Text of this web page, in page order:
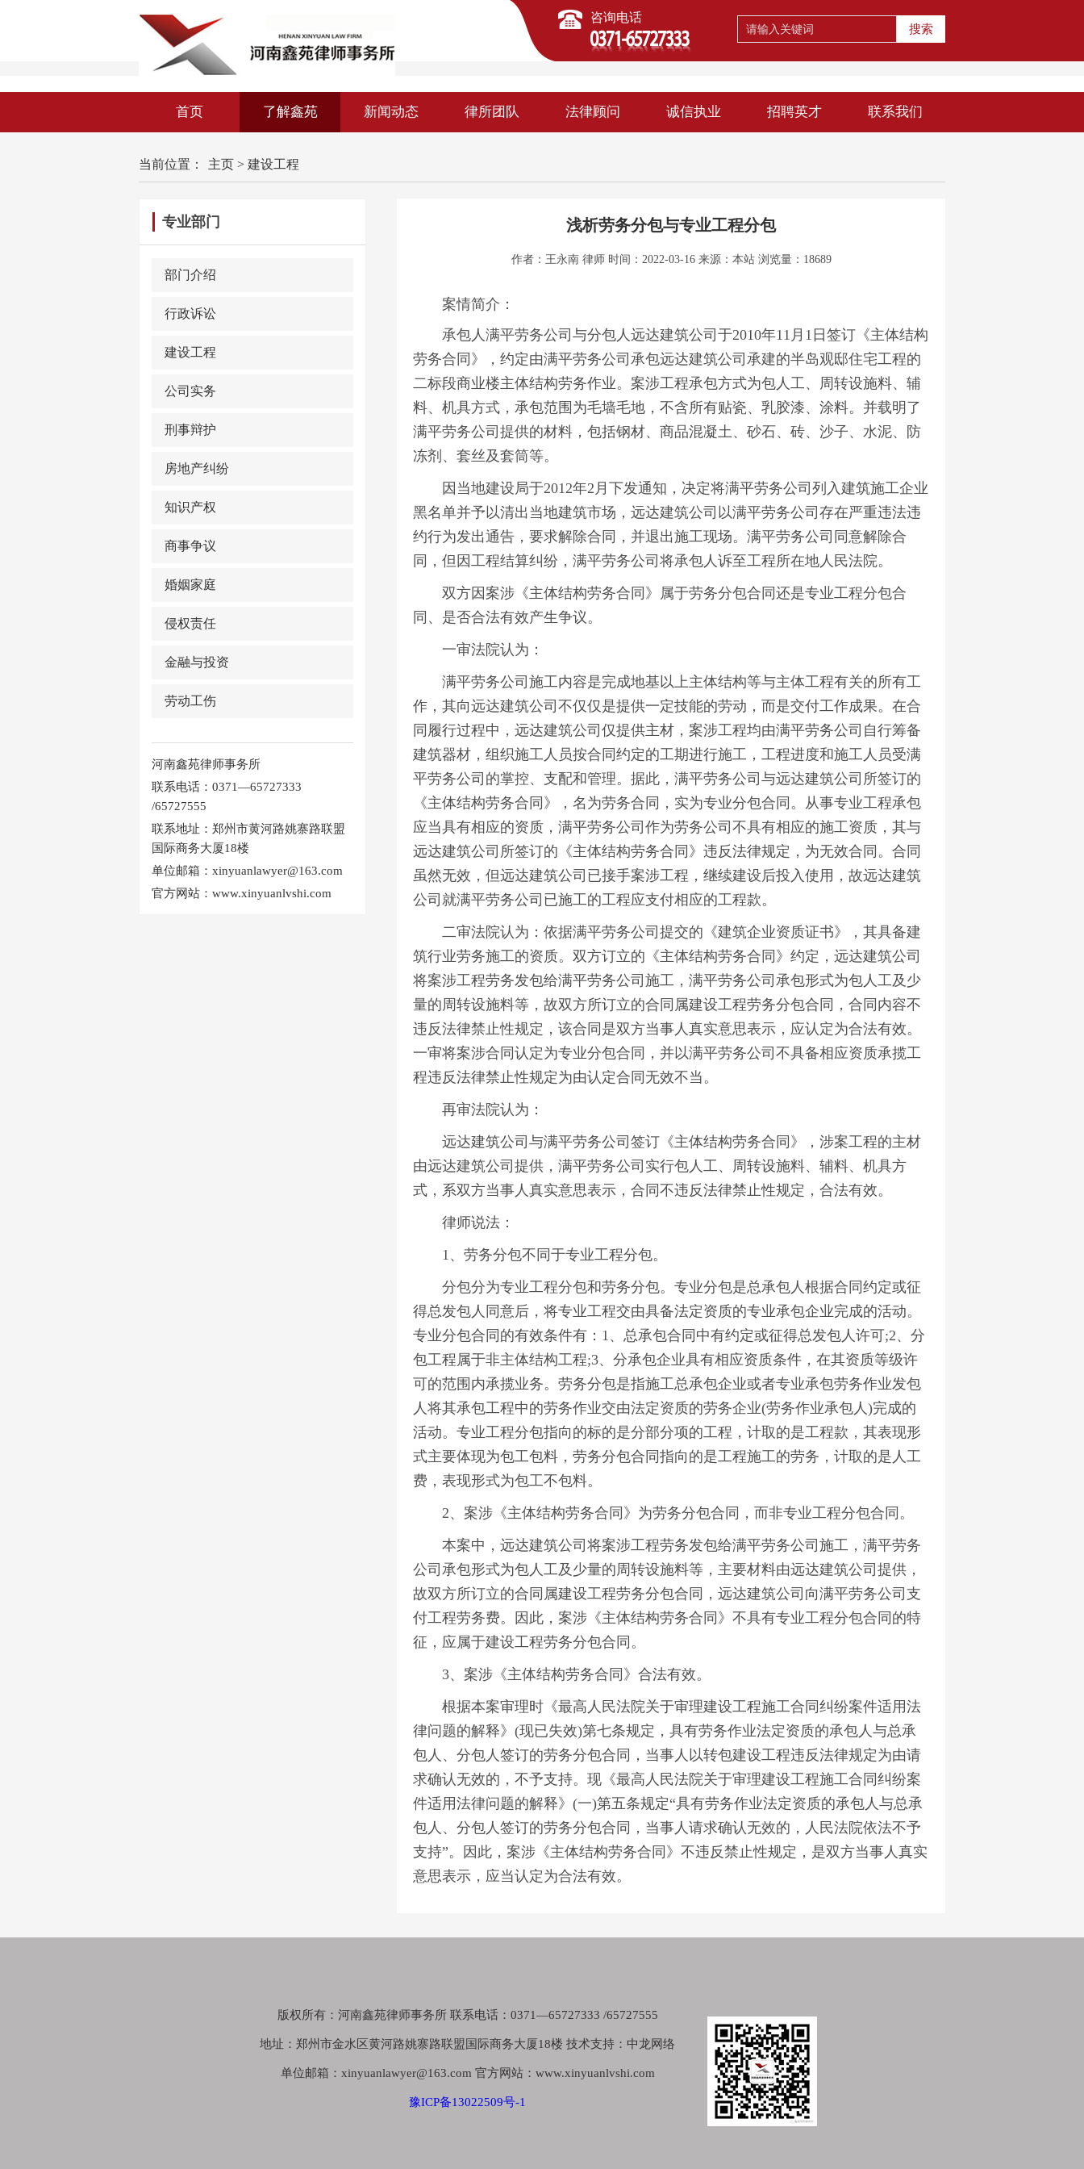
咨询电话
搜索
首页 了解鑫苑 新闻动态 律所团队 法律顾问 诚信执业 招聘英才 联系我们
当前位置： 主页 > 建设工程
专业部门
部门介绍
行政诉讼
建设工程
公司实务
刑事辩护
房地产纠纷
知识产权
商事争议
婚姻家庭
侵权责任
金融与投资
劳动工伤
河南鑫苑律师事务所
联系电话：0371—65727333
/65727555
联系地址：郑州市黄河路姚寨路联盟
国际商务大厦18楼
单位邮箱：xinyuanlawyer@163.com
官方网站：www.xinyuanlvshi.com
浅析劳务分包与专业工程分包
作者：王永南 律师 时间：2022-03-16 来源： 本站浏览量：18689
案情简介：
承包人满平劳务公司与分包人远达建筑公司于2010年11月1日签订《主体结构
劳务合同》，约定由满平劳务公司承包远达建筑公司承建的半岛观邸住宅工程的
二标段商业楼主体结构劳务作业。案涉工程承包方式为包人工、周转设施料、辅
料、机具方式，承包范围为毛墙毛地，不含所有贴瓷、乳胶漆、涂料。并载明了
满平劳务公司提供的材料，包括钢材、商品混凝土、砂石、砖、沙子、水泥、防
冻剂、套丝及套筒等。
因当地建设局于2012年2月下发通知，决定将满平劳务公司列入建筑施工企业
黑名单并予以清出当地建筑市场，远达建筑公司以满平劳务公司存在严重违法违
约行为发出通告，要求解除合同，并退出施工现场。满平劳务公司同意解除合
同，但因工程结算纠纷，满平劳务公司将承包人诉至工程所在地人民法院。
双方因案涉《主体结构劳务合同》属于劳务分包合同还是专业工程分包合
同、是否合法有效产生争议。
一审法院认为：
满平劳务公司施工内容是完成地基以上主体结构等与主体工程有关的所有工
作，其向远达建筑公司不仅仅是提供一定技能的劳动，而是交付工作成果。在合
同履行过程中，远达建筑公司仅提供主材，案涉工程均由满平劳务公司自行筹备
建筑器材，组织施工人员按合同约定的工期进行施工，工程进度和施工人员受满
平劳务公司的掌控、支配和管理。据此，满平劳务公司与远达建筑公司所签订的
《主体结构劳务合同》，名为劳务合同，实为专业分包合同。从事专业工程承包
应当具有相应的资质，满平劳务公司作为劳务公司不具有相应的施工资质，其与
远达建筑公司所签订的《主体结构劳务合同》违反法律规定，为无效合同。合同
虽然无效，但远达建筑公司已接手案涉工程，继续建设后投入使用，故远达建筑
公司就满平劳务公司已施工的工程应支付相应的工程款。
二审法院认为：依据满平劳务公司提交的《建筑企业资质证书》，其具备建
筑行业劳务施工的资质。双方订立的《主体结构劳务合同》约定，远达建筑公司
将案涉工程劳务发包给满平劳务公司施工，满平劳务公司承包形式为包人工及少
量的周转设施料等，故双方所订立的合同属建设工程劳务分包合同，合同内容不
违反法律禁止性规定，该合同是双方当事人真实意思表示，应认定为合法有效。
一审将案涉合同认定为专业分包合同，并以满平劳务公司不具备相应资质承揽工
程违反法律禁止性规定为由认定合同无效不当。
再审法院认为：
远达建筑公司与满平劳务公司签订《主体结构劳务合同》，涉案工程的主材
由远达建筑公司提供，满平劳务公司实行包人工、周转设施料、辅料、机具方
式，系双方当事人真实意思表示，合同不违反法律禁止性规定，合法有效。
律师说法：
1、劳务分包不同于专业工程分包。
分包分为专业工程分包和劳务分包。专业分包是总承包人根据合同约定或征
得总发包人同意后，将专业工程交由具备法定资质的专业承包企业完成的活动。
专业分包合同的有效条件有：1、总承包合同中有约定或征得总发包人许可;2、分
包工程属于非主体结构工程;3、分承包企业具有相应资质条件，在其资质等级许
可的范围内承揽业务。劳务分包是指施工总承包企业或者专业承包劳务作业发包
人将其承包工程中的劳务作业交由法定资质的劳务企业(劳务作业承包人)完成的
活动。专业工程分包指向的标的是分部分项的工程，计取的是工程款，其表现形
式主要体现为包工包料，劳务分包合同指向的是工程施工的劳务，计取的是人工
费，表现形式为包工不包料。
2、案涉《主体结构劳务合同》为劳务分包合同，而非专业工程分包合同。
本案中，远达建筑公司将案涉工程劳务发包给满平劳务公司施工，满平劳务
公司承包形式为包人工及少量的周转设施料等，主要材料由远达建筑公司提供，
故双方所订立的合同属建设工程劳务分包合同，远达建筑公司向满平劳务公司支
付工程劳务费。因此，案涉《主体结构劳务合同》不具有专业工程分包合同的特
征，应属于建设工程劳务分包合同。
3、案涉《主体结构劳务合同》合法有效。
根据本案审理时《最高人民法院关于审理建设工程施工合同纠纷案件适用法
律问题的解释》(现已失效)第七条规定，具有劳务作业法定资质的承包人与总承
包人、分包人签订的劳务分包合同，当事人以转包建设工程违反法律规定为由请
求确认无效的，不予支持。现《最高人民法院关于审理建设工程施工合同纠纷案
件适用法律问题的解释》(一)第五条规定“具有劳务作业法定资质的承包人与总承
包人、分包人签订的劳务分包合同，当事人请求确认无效的，人民法院依法不予
支持”。因此，案涉《主体结构劳务合同》不违反禁止性规定，是双方当事人真实
意思表示，应当认定为合法有效。
版权所有：河南鑫苑律师事务所 联系电话：0371—65727333 /65727555
地址：郑州市金水区黄河路姚寨路联盟国际商务大厦18楼 技术支持：中龙网络
单位邮箱：xinyuanlawyer@163.com 官方网站：www.xinyuanlvshi.com
豫ICP备13022509号-1